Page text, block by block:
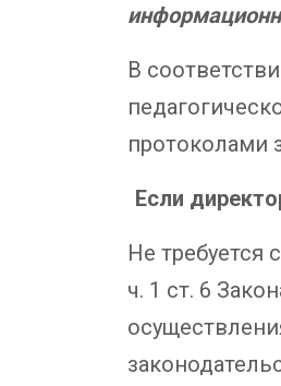
В
протоколами
Если
Не требуется
ч. 1 ст. 6